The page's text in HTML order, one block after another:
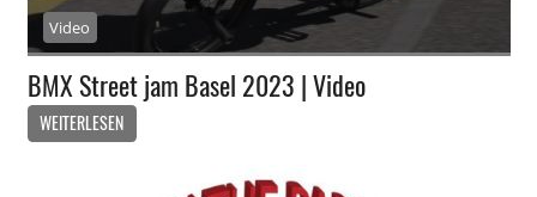
Video
BMX Street jam Basel 2023 | Video
WEITERLESEN